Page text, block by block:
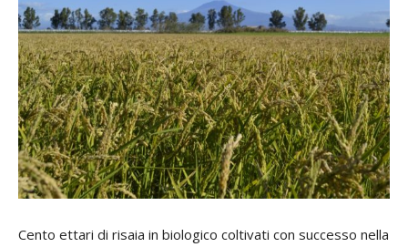
Cento ettari di risaia in biologico coltivati con successo nella